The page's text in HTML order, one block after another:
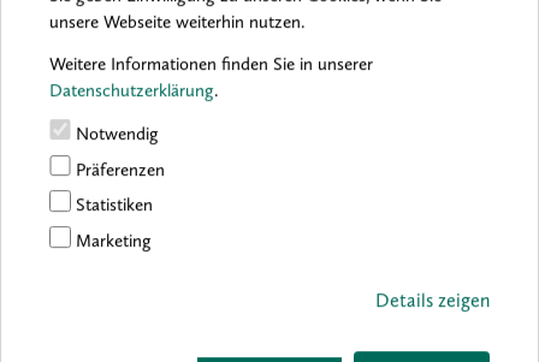
unsere Webseite weiterhin nutzen.
Weitere Informationen finden Sie in unserer
Datenschutzerklärung.
Notwendig
Präferenzen
Statistiken
Marketing
Details zeigen
Sorry, no results were found.